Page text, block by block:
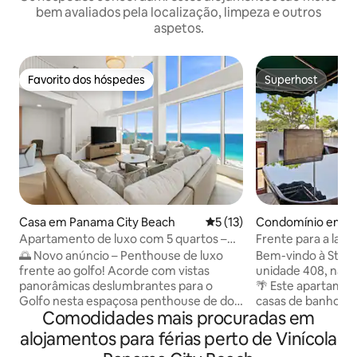
bem avaliados pela localização, limpeza e outros
aspetos.
Favorito dos hóspedes
Favorito dos hóspedes
Casa em Panama City Beach Classificação média de 5
5 (13)
Apartamento de luxo com 5 quartos –
Vista para o golfo – Panama City Beach
🌅 Novo anúncio – Penthouse de luxo
frente ao golfo! Acorde com vistas
panorâmicas deslumbrantes para o
Golfo nesta espaçosa penthouse de dois
andares com 5 quartos e 4 casas de
banho em Panama City Beach. Com
mais de 250 m², foi concebida para
Superhost
Superhost
Condomínio em
Beach
Frente para a
banho | A poucos
Piscina
Bem-vindo à St.
unidade 408, na
🌴 Este
casas de banho
o melhor da vida
Localizada
Comodidades mais procuradas em
alojamentos para férias perto de Vinícola